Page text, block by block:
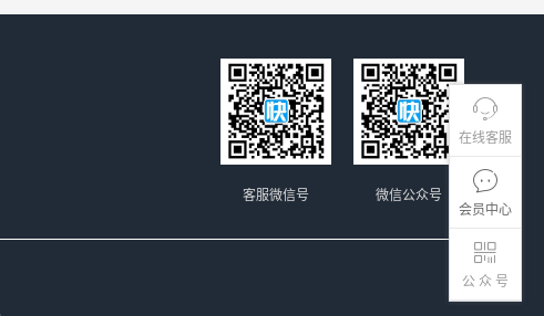
在线客服
会员中心
公 众 号
微信公众号
客服微信号